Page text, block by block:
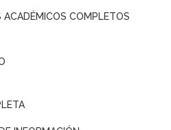
ACADÉMICOS COMPLETOS